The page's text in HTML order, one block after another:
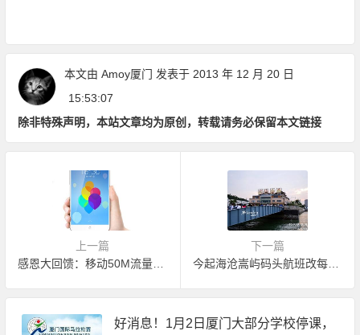
本文由 Amoy厦门 发表于 2013 年 12 月 20 日
15:53:07
除非特殊声明，本站文章均为原创，转载请务必保留本文链接
上一篇
感恩大回馈：移动50M流量免费获取
下一篇
今起海沧嵩屿码头航班改每半小时一班
好消息！1月2日厦门大部分学校停课，